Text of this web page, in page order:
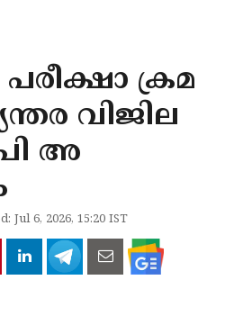
ക്രമ
വിജില
അ
Jul 6, 2026, 15:20 IST